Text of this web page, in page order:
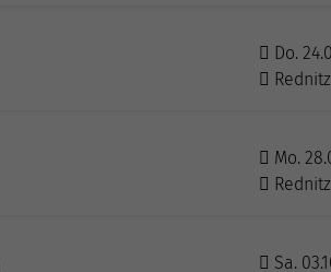
Do.
Mo.
Sa.